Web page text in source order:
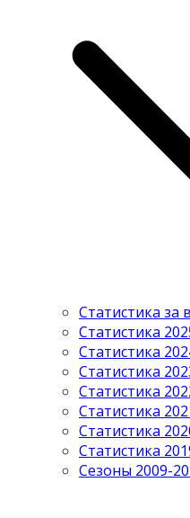
Статистика за
Статистика
Статистика
Статистика
Статистика
Статистика
Статистика
Статистика
Сезоны 2009-